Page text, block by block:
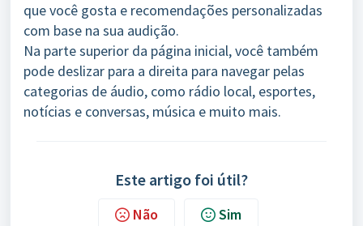
que você gosta e recomendações personalizadas
com base na sua audição.
Na parte superior da página inicial, você também
pode deslizar para a direita para navegar pelas
categorias de áudio, como rádio local, esportes,
notícias e conversas, música e muito mais.
Este artigo foi útil?
Não Sim